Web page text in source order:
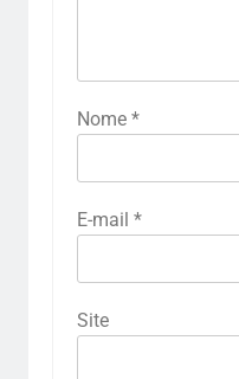
Nome *
E-mail *
Site